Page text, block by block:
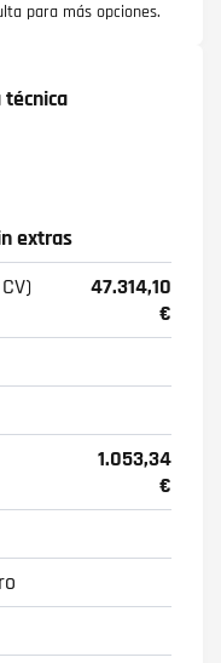
para más opciones.
técnica
extras
47.314,10
€
1.053,34
€